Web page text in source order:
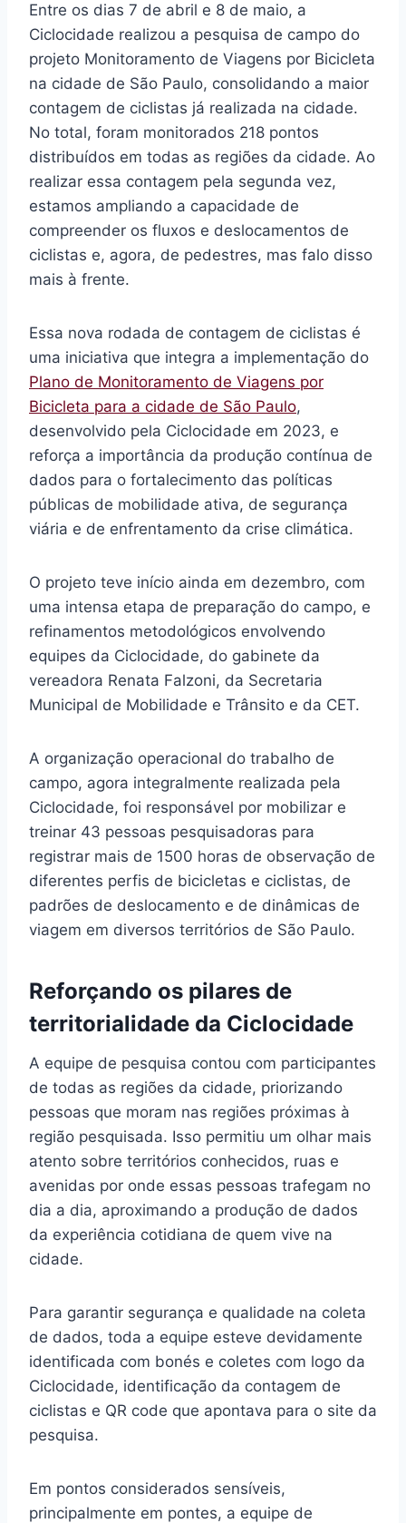
Entre os dias 7 de abril e 8 de maio, a
Ciclocidade realizou a pesquisa de campo do
projeto Monitoramento de Viagens por Bicicleta
na cidade de São Paulo, consolidando a maior
contagem de ciclistas já realizada na cidade.
No total, foram monitorados 218 pontos
distribuídos em todas as regiões da cidade. Ao
realizar essa contagem pela segunda vez,
estamos ampliando a capacidade de
compreender os fluxos e deslocamentos de
ciclistas e, agora, de pedestres, mas falo disso
mais à frente.
Essa nova rodada de contagem de ciclistas é
uma iniciativa que integra a implementação do
Plano de Monitoramento de Viagens por
Bicicleta para a cidade de São Paulo,
desenvolvido pela Ciclocidade em 2023, e
reforça a importância da produção contínua de
dados para o fortalecimento das políticas
públicas de mobilidade ativa, de segurança
viária e de enfrentamento da crise climática.
O projeto teve início ainda em dezembro, com
uma intensa etapa de preparação do campo, e
refinamentos metodológicos envolvendo
equipes da Ciclocidade, do gabinete da
vereadora Renata Falzoni, da Secretaria
Municipal de Mobilidade e Trânsito e da CET.
A organização operacional do trabalho de
campo, agora integralmente realizada pela
Ciclocidade, foi responsável por mobilizar e
treinar 43 pessoas pesquisadoras para
registrar mais de 1500 horas de observação de
diferentes perfis de bicicletas e ciclistas, de
padrões de deslocamento e de dinâmicas de
viagem em diversos territórios de São Paulo.
Reforçando os pilares de
territorialidade da Ciclocidade
A equipe de pesquisa contou com participantes
de todas as regiões da cidade, priorizando
pessoas que moram nas regiões próximas à
região pesquisada. Isso permitiu um olhar mais
atento sobre territórios conhecidos, ruas e
avenidas por onde essas pessoas trafegam no
dia a dia, aproximando a produção de dados
da experiência cotidiana de quem vive na
cidade.
Para garantir segurança e qualidade na coleta
de dados, toda a equipe esteve devidamente
identificada com bonés e coletes com logo da
Ciclocidade, identificação da contagem de
ciclistas e QR code que apontava para o site da
pesquisa.
Em pontos considerados sensíveis,
principalmente em pontes, a equipe de